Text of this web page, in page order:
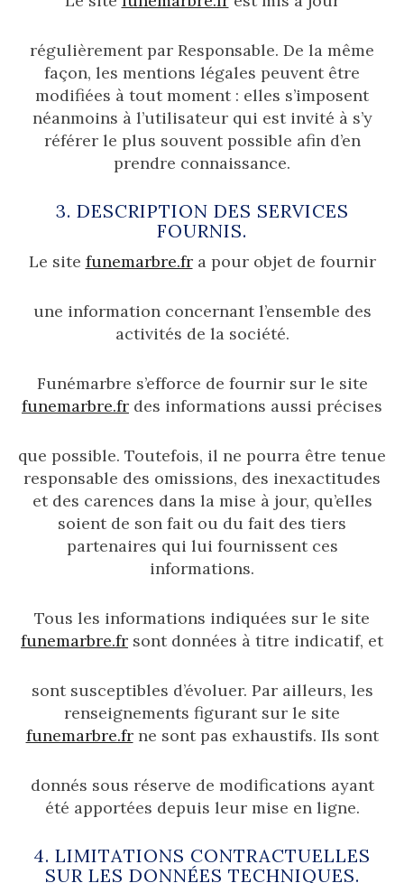
régulièrement par Responsable. De la même
façon, les mentions légales peuvent être
modifiées à tout moment : elles s’imposent
néanmoins à l’utilisateur qui est invité à s’y
référer le plus souvent possible afin d’en
prendre connaissance.
3. DESCRIPTION DES SERVICES
FOURNIS.
Le site funemarbre.fra pour objet de fournir
une information concernant l’ensemble des
activités de la société.
Funémarbre s’efforce de fournir sur le site
funemarbre.fr des informations aussi précises
que possible. Toutefois, il ne pourra être tenue
responsable des omissions, des inexactitudes
et des carences dans la mise à jour, qu’elles
soient de son fait ou du fait des tiers
partenaires qui lui fournissent ces
informations.
Tous les informations indiquées sur le site
funemarbre.fr sont données à titre indicatif, et
sont susceptibles d’évoluer. Par ailleurs, les
renseignements figurant sur le site
funemarbre.frne sont pas exhaustifs. Ils sont
donnés sous réserve de modifications ayant
été apportées depuis leur mise en ligne.
4. LIMITATIONS CONTRACTUELLES
SUR LES DONNÉES TECHNIQUES.